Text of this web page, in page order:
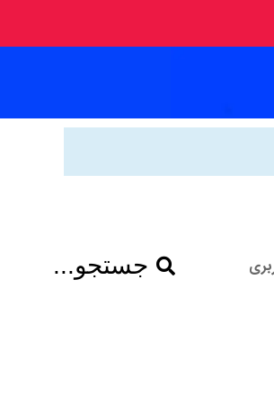
جستجو...